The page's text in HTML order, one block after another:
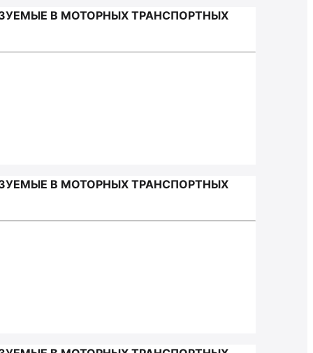
В МОТОРНЫХ ТРАНСПОРТНЫХ
В МОТОРНЫХ ТРАНСПОРТНЫХ